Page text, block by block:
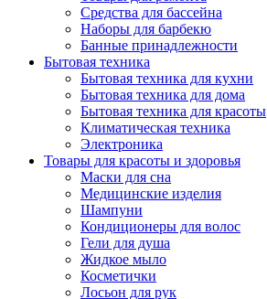
Средства для бассейна
Наборы для барбекю
Банные принадлежности
Бытовая техника
Бытовая техника для кухни
Бытовая техника для дома
Бытовая техника для красоты
Климатическая техника
Электроника
Товары для красоты и здоровья
Маски для сна
Медицинские изделия
Шампуни
Кондиционеры для волос
Гели для душа
Жидкое мыло
Косметички
Лосьон для рук